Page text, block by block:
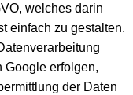
welches darin
einfach zu gestalten.
Google erfolgen,
der Daten